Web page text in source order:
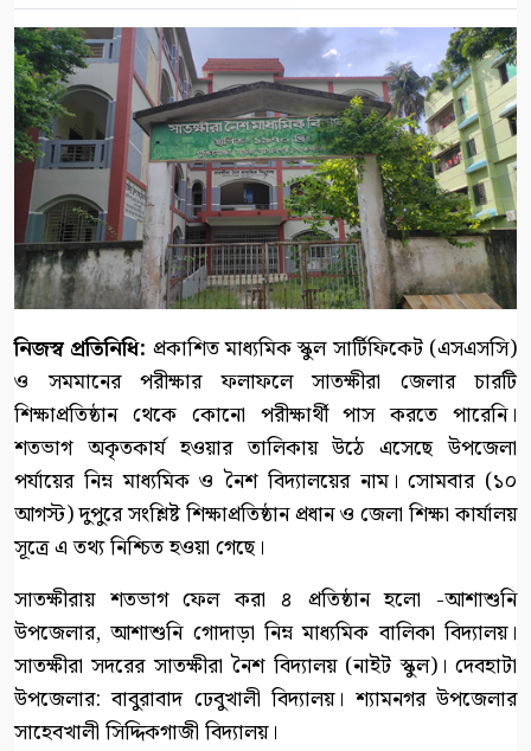
নিজস্ব প্রতিনিধি: প্রকাশিত মাধ্যমিক স্কুল সার্টিফিকেট (এসএসসি)
ও সমমানের পরীক্ষার ফলাফলে সাতক্ষীরা জেলার চারটি
শিক্ষাপ্রতিষ্ঠান থেকে কোনো পরীক্ষার্থী পাস করতে পারেনি।
শতভাগ অকৃতকার্য হওয়ার তালিকায় উঠে এসেছে উপজেলা
পর্যায়ের নিম্ন মাধ্যমিক ও নৈশ বিদ্যালয়ের নাম। সোমবার (১০
আগস্ট) দুপুরে সংশ্লিষ্ট শিক্ষাপ্রতিষ্ঠান প্রধান ও জেলা শিক্ষা কার্যালয়
সূত্রে এ তথ্য নিশ্চিত হওয়া গেছে।
সাতক্ষীরায় শতভাগ ফেল করা ৪ প্রতিষ্ঠান হলো -আশাশুনি
উপজেলার, আশাশুনি গোদাড়া নিম্ন মাধ্যমিক বালিকা বিদ্যালয়।
সাতক্ষীরা সদরের সাতক্ষীরা নৈশ বিদ্যালয় (নাইট স্কুল)। দেবহাটা
উপজেলার: বাবুরাবাদ ঢেবুখালী বিদ্যালয়। শ্যামনগর উপজেলার
সাহেবখালী সিদ্দিকগাজী বিদ্যালয়।